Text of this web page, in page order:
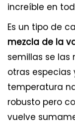
increíble en
Es un tipo de
mezcla de la
semillas se las
otras
temperatura
robusto pero
vuelve